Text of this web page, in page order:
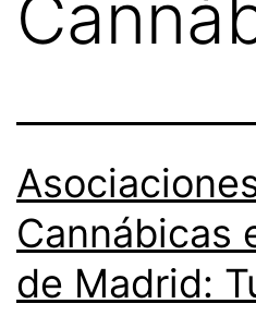
Cannábicas
de Madrid: